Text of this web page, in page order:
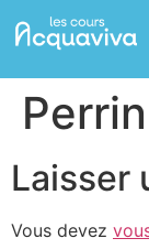
Laisser
Vous devez